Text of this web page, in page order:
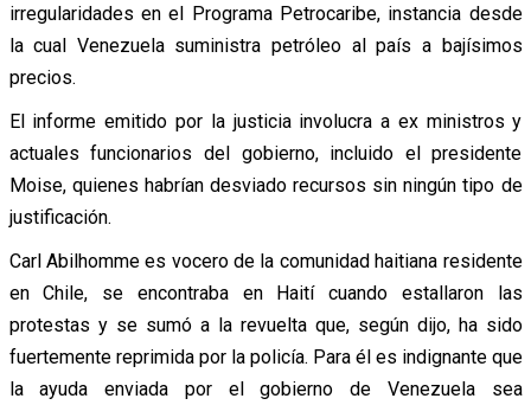
irregularidades en el Programa Petrocaribe, instancia desde
la cual Venezuela suministra petróleo al país a bajísimos
precios.
El informe emitido por la justicia involucra a ex ministros y
actuales funcionarios del gobierno, incluido el presidente
Moise, quienes habrían desviado recursos sin ningún tipo de
justificación.
Carl Abilhomme es vocero de la comunidad haitiana residente
en Chile, se encontraba en Haití cuando estallaron las
protestas y se sumó a la revuelta que, según dijo, ha sido
fuertemente reprimida por la policía. Para él es indignante que
la ayuda enviada por el gobierno de Venezuela sea